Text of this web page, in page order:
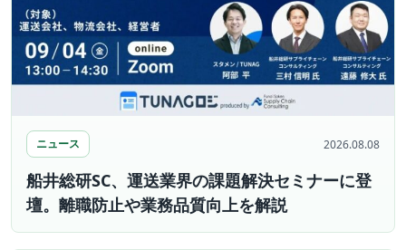
ニュース 2026.08.08
船井総研SC、運送業界の課題解決セミナーに登
壇。離職防止や業務品質向上を解説